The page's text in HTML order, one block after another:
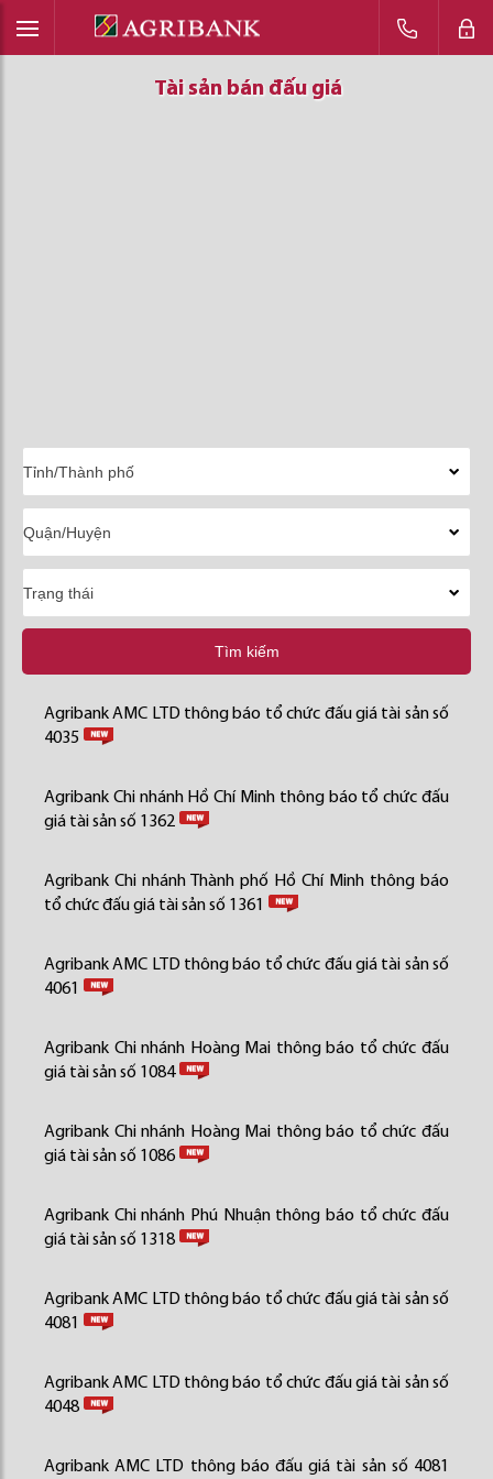
Tài sản bán đấu giá
Tài sản bán đấu giá
Tài sản bán đấu giá
Tìm kiếm
Agribank AMC LTD thông báo tổ chức đấu giá tài sản số
4035
Agribank Chi nhánh Hồ Chí Minh thông báo tổ chức đấu
giá tài sản số 1362
Agribank Chi nhánh Thành phố Hồ Chí Minh thông báo
tổ chức đấu giá tài sản số 1361
Agribank AMC LTD thông báo tổ chức đấu giá tài sản số
4061
Agribank Chi nhánh Hoàng Mai thông báo tổ chức đấu
giá tài sản số 1084
Agribank Chi nhánh Hoàng Mai thông báo tổ chức đấu
giá tài sản số 1086
Agribank Chi nhánh Phú Nhuận thông báo tổ chức đấu
giá tài sản số 1318
Agribank AMC LTD thông báo tổ chức đấu giá tài sản số
4081
Agribank AMC LTD thông báo tổ chức đấu giá tài sản số
4048
Agribank AMC LTD thông báo đấu giá tài sản số 4081